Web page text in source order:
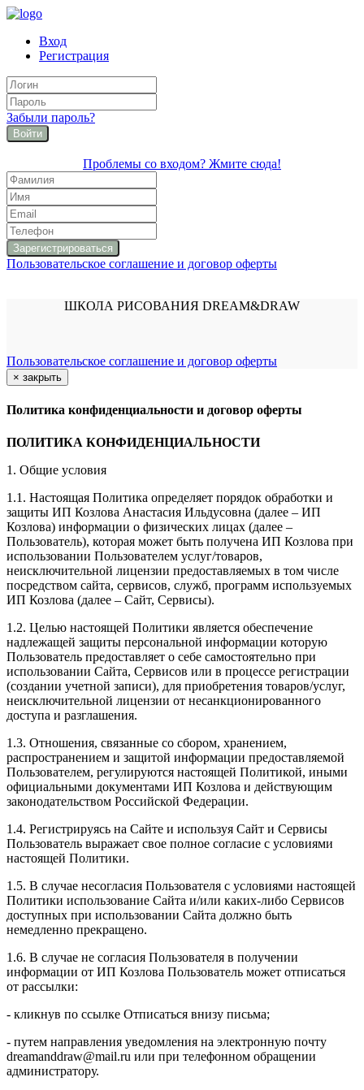
Вход
Регистрация
Забыли пароль?
Войти
Проблемы со входом? Жмите сюда!
Пользовательское соглашение и договор оферты
ШКОЛА РИСОВАНИЯ DREAM&DRAW
Пользовательское соглашение и договор оферты
× закрыть
Политика конфиденциальности и договор оферты
ПОЛИТИКА КОНФИДЕНЦИАЛЬНОСТИ
1. Общие условия
1.1. Настоящая Политика определяет порядок обработки и
защиты ИП Козлова Анастасия Ильдусовна (далее – ИП
Козлова) информации о физических лицах (далее –
Пользователь), которая может быть получена ИП Козлова при
использовании Пользователем услуг/товаров,
неисключительной лицензии предоставляемых в том числе
посредством сайта, сервисов, служб, программ используемых
ИП Козлова (далее – Сайт, Сервисы).
1.2. Целью настоящей Политики является обеспечение
надлежащей защиты персональной информации которую
Пользователь предоставляет о себе самостоятельно при
использовании Сайта, Сервисов или в процессе регистрации
(создании учетной записи), для приобретения товаров/услуг,
неисключительной лицензии от несанкционированного
доступа и разглашения.
1.3. Отношения, связанные со сбором, хранением,
распространением и защитой информации предоставляемой
Пользователем, регулируются настоящей Политикой, иными
официальными документами ИП Козловa и действующим
законодательством Российской Федерации.
1.4. Регистрируясь на Сайте и используя Сайт и Сервисы
Пользователь выражает свое полное согласие с условиями
настоящей Политики.
1.5. В случае несогласия Пользователя с условиями настоящей
Политики использование Сайта и/или каких-либо Сервисов
доступных при использовании Сайта должно быть
немедленно прекращено.
1.6. В случае не согласия Пользователя в получении
информации от ИП Козлова Пользователь может отписаться
от рассылки:
- кликнув по ссылке Отписаться внизу письма;
- путем направления уведомления на электронную почту
dreamanddraw@mail.ru или при телефонном обращении
администратору.